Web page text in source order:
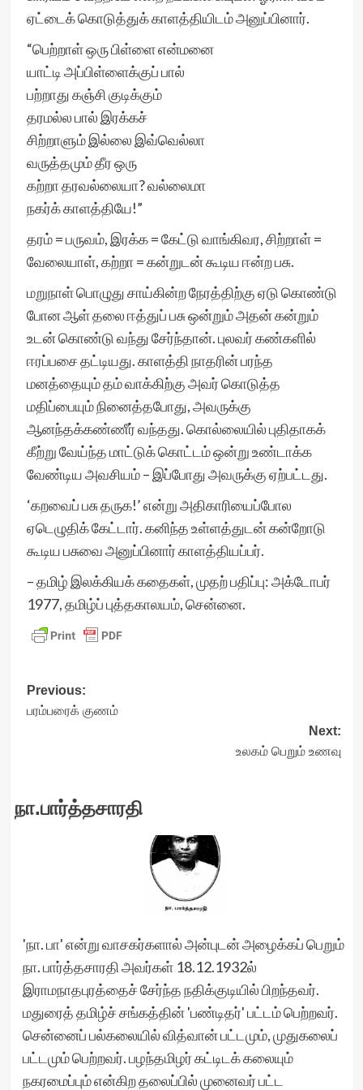
ஏட்டைக் கொடுத்துக் காளத்தியிடம் அனுப்பினார்.
“பெற்றாள் ஒரு பிள்ளை என்மனை
யாட்டி அப்பிள்ளைக்குப் பால்
பற்றாது கஞ்சி குடிக்கும்
தரமல்ல பால் இரக்கச்
சிற்றாளும் இல்லை இவ்வெல்லா
வருத்தமும் தீர ஒரு
கற்றா தரவல்லையா? வல்லைமா
நகர்க் காளத்தியே!”
தரம் = பருவம், இரக்க = கேட்டு வாங்கிவர, சிற்றாள் =
வேலையாள், கற்றா = கன்றுடன் கூடிய ஈன்ற பசு.
மறுநாள் பொழுது சாய்கின்ற நேரத்திற்கு ஏடு கொண்டு
போன ஆள் தலை ஈத்துப் பசு ஒன்றும் அதன் கன்றும்
உடன் கொண்டு வந்து சேர்ந்தான். புலவர் கண்களில்
ஈரப்பசை தட்டியது. காளத்தி நாதரின் பரந்த
மனத்தையும் தம் வாக்கிற்கு அவர் கொடுத்த
மதிப்பையும் நினைத்தபோது, அவருக்கு
ஆனந்தக்கண்ணீர் வந்தது. கொல்லையில் புதிதாகக்
கீற்று வேய்ந்த மாட்டுக் கொட்டம் ஒன்று உண்டாக்க
வேண்டிய அவசியம் – இப்போது அவருக்கு ஏற்பட்டது.
‘கறவைப் பசு தருக!’ என்று அதிகாரியைப்போல
ஏடெழுதிக் கேட்டார். கனிந்த உள்ளத்துடன் கன்றோடு
கூடிய பசுவை அனுப்பினார் காளத்தியப்பர்.
– தமிழ் இலக்கியக் கதைகள், முதற் பதிப்பு: அக்டோபர்
1977, தமிழ்ப் புத்தகாலயம், சென்னை.
Post
navigation
Previous:
பரம்பரைக் குணம்
Next:
உலகம் பெறும் உணவு
நா.பார்த்தசாரதி
'நா. பா' என்று வாசகர்களால் அன்புடன் அழைக்கப் பெறும்
நா. பார்த்தசாரதி அவர்கள் 18.12.1932ல்
இராமநாதபுரத்தைச் சேர்ந்த நதிக்குடியில் பிறந்தவர்.
மதுரைத் தமிழ்ச் சங்கத்தின் 'பண்டிதர்' பட்டம் பெற்றவர்.
சென்னைப் பல்கலையில் வித்வான் பட்டமும், முதுகலைப்
பட்டமும் பெற்றவர். பழந்தமிழர் கட்டிடக் கலையும்
நகரமைப்பும் என்கிற தலைப்பில் முனைவர் பட்ட